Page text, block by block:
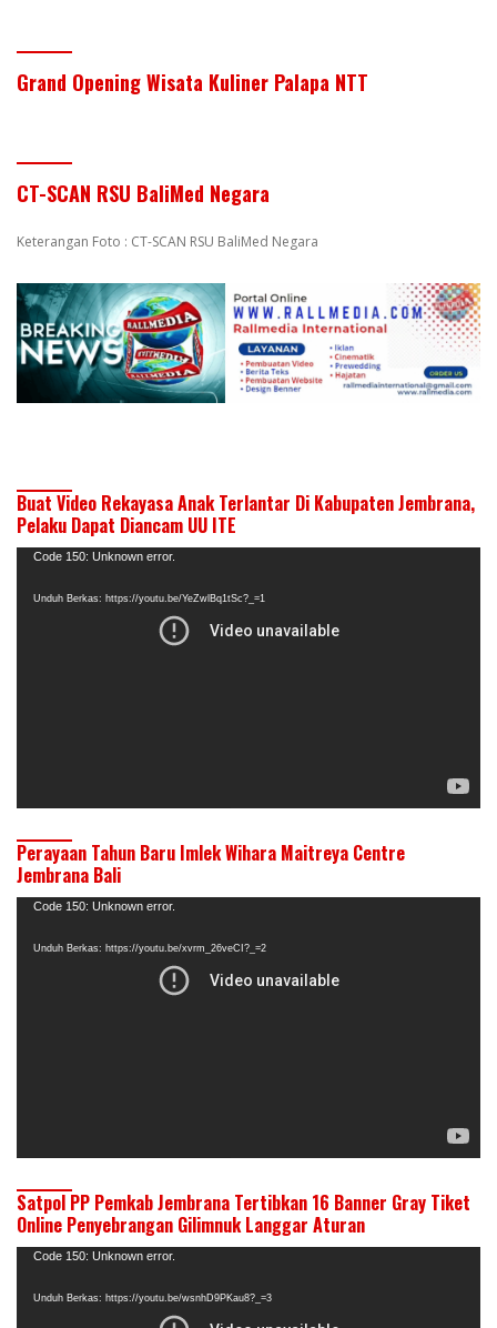
Grand Opening Wisata Kuliner Palapa NTT
CT-SCAN RSU BaliMed Negara
Keterangan Foto : CT-SCAN RSU BaliMed Negara
Buat Video Rekayasa Anak Terlantar Di Kabupaten Jembrana,
Pelaku Dapat Diancam UU ITE
Pemutar
Code 150: Unknown error.
Unduh Berkas: https://youtu.be/YeZwlBq1tSc?_=1
Perayaan Tahun Baru Imlek Wihara Maitreya Centre
Jembrana Bali
Pemutar
Code 150: Unknown error.
Unduh Berkas: https://youtu.be/xvrm_26veCI?_=2
Satpol PP Pemkab Jembrana Tertibkan 16 Banner Gray Tiket
Online Penyebrangan Gilimnuk Langgar Aturan
Pemutar
Code 150: Unknown error.
Unduh Berkas: https://youtu.be/wsnhD9PKau8?_=3